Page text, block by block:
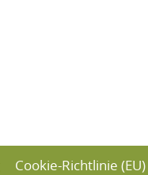
Cookie-Richtlinie (EU)